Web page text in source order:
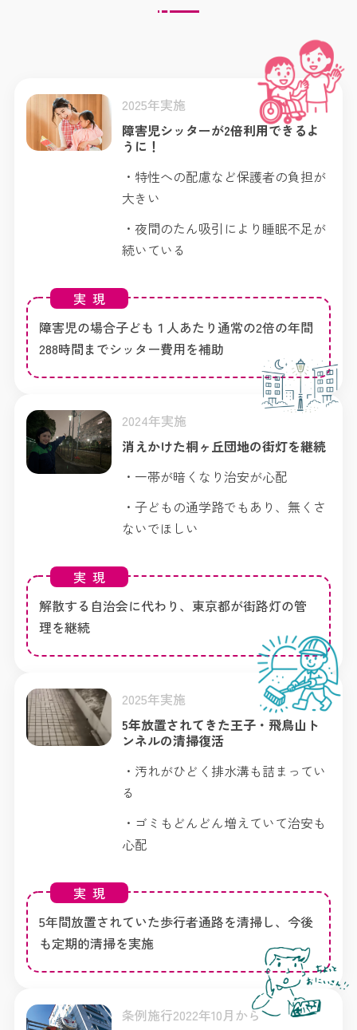
2025年実施
障害児シッターが2倍利用できるよ
うに！
・特性への配慮など保護者の負担が
大きい
・夜間のたん吸引により睡眠不足が
続いている
実現
障害児の場合子ども１人あたり通常の2倍の年間
288時間までシッター費用を補助
2024年実施
消えかけた桐ヶ丘団地の街灯を継続
・一帯が暗くなり治安が心配
・子どもの通学路でもあり、無くさ
ないでほしい
実現
解散する自治会に代わり、東京都が街路灯の管
理を継続
2025年実施
5年放置されてきた王子・飛鳥山ト
ンネルの清掃復活
・汚れがひどく排水溝も詰まってい
る
・ゴミもどんどん増えていて治安も
心配
実現
5年間放置されていた歩行者通路を清掃し、今後
も定期的清掃を実施
条例施行2022年10月から